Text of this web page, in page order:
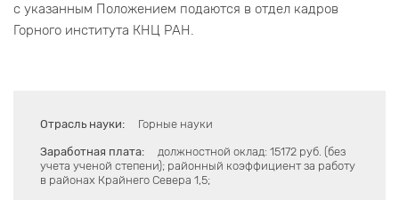
с указанным Положением подаются в отдел кадров
Горного института КНЦ РАН.
Отрасль науки: Горные науки
Заработная плата:
должностной оклад: 15172 руб. (без
учета ученой степени); районный коэффициент за работу
в районах Крайнего Севера 1,5;